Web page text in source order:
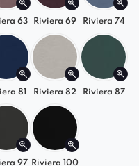
doskonale
63 Riviera 69 Riviera 74
81 Riviera 82 Riviera 87
97 Riviera 100